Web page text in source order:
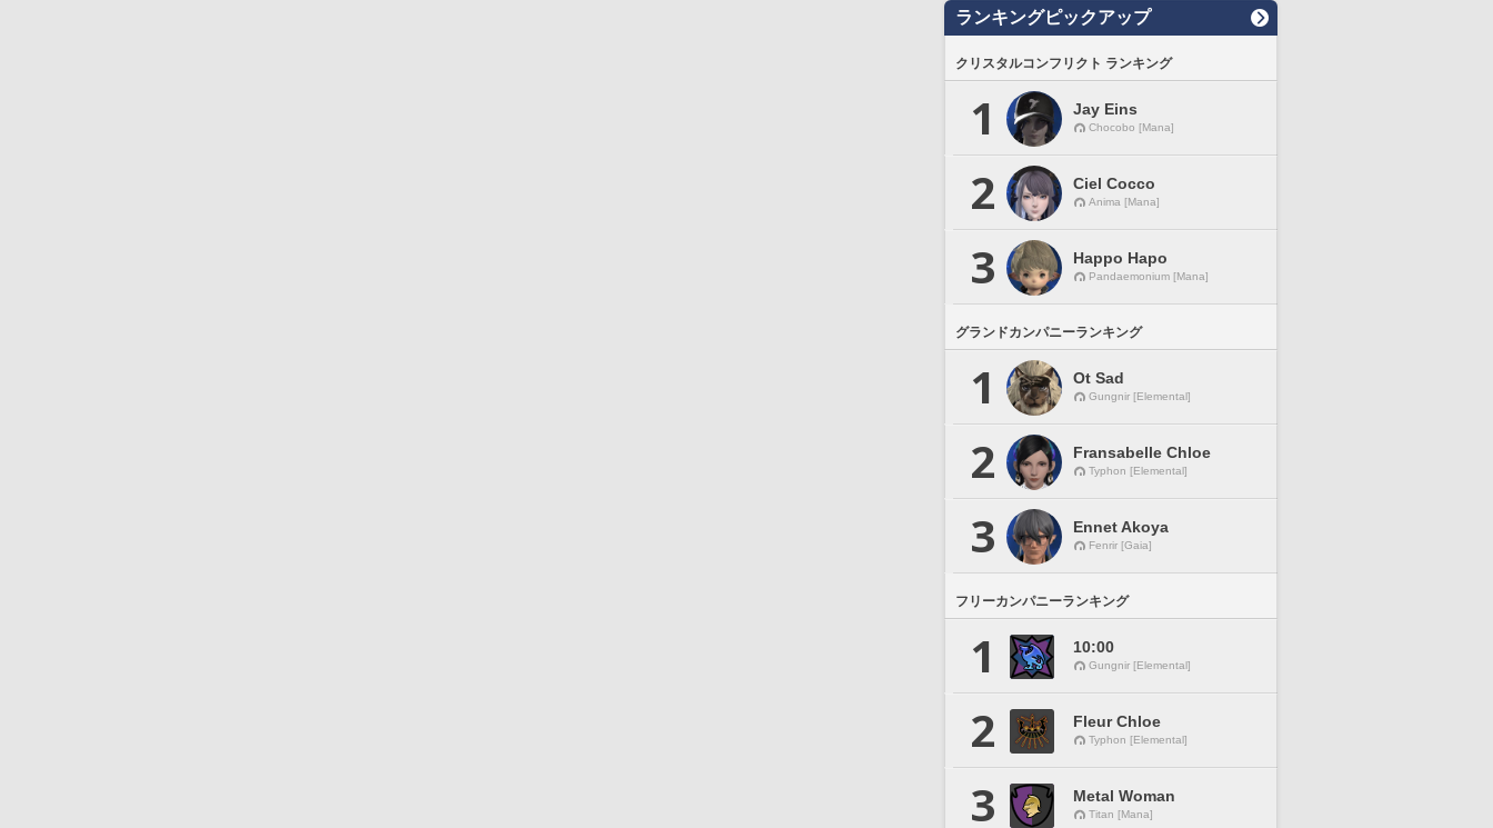
ランキングピックアップ
クリスタルコンフリクト ランキング
1 Jay Eins
Chocobo [Mana]
2 Ciel Cocco
Anima [Mana]
3 Happo Hapo
Pandaemonium [Mana]
グランドカンパニーランキング
1 Ot Sad
Gungnir [Elemental]
2 Fransabelle Chloe
Typhon [Elemental]
3 Ennet Akoya
Fenrir [Gaia]
フリーカンパニーランキング
1 10:00
Gungnir [Elemental]
2 Fleur Chloe
Typhon [Elemental]
3 Metal Woman
Titan [Mana]